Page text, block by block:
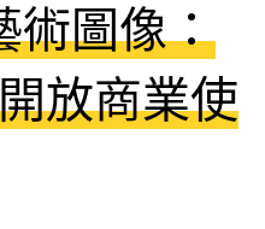
術圖像：
放商業使